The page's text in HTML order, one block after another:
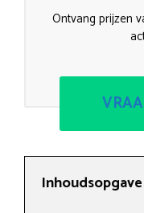
Ontvang prijzen
Inhoudsopgave